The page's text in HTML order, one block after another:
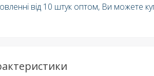
від 10 штук оптом, Ви можете